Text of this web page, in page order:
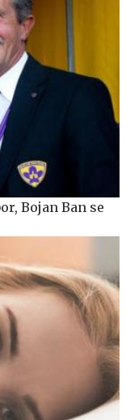
Bojan Ban se